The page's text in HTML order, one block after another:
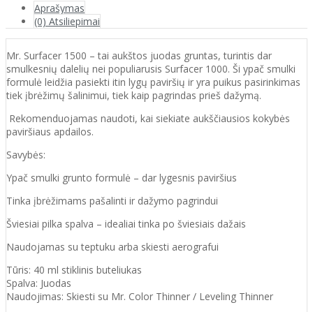
Aprašymas
(0) Atsiliepimai
Mr. Surfacer 1500 – tai aukštos juodas gruntas, turintis dar
smulkesnių dalelių nei populiarusis Surfacer 1000. Ši ypač smulki
formulė leidžia pasiekti itin lygų paviršių ir yra puikus pasirinkimas
tiek įbrėžimų šalinimui, tiek kaip pagrindas prieš dažymą.
Rekomenduojamas naudoti, kai siekiate aukščiausios kokybės
paviršiaus apdailos.
Savybės:
Ypač smulki grunto formulė – dar lygesnis paviršius
Tinka įbrėžimams pašalinti ir dažymo pagrindui
Šviesiai pilka spalva – idealiai tinka po šviesiais dažais
Naudojamas su teptuku arba skiesti aerografui
Tūris: 40 ml stiklinis buteliukas
Spalva: Juodas
Naudojimas: Skiesti su Mr. Color Thinner / Leveling Thinner